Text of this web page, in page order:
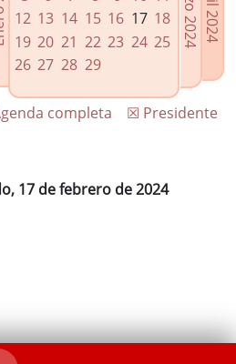
de gobierno
12 13 14 15 16 17 18
19 20 21 22 23 24 25
26 27 28 29
☒ Presidente
completa
17 de febrero de 2024